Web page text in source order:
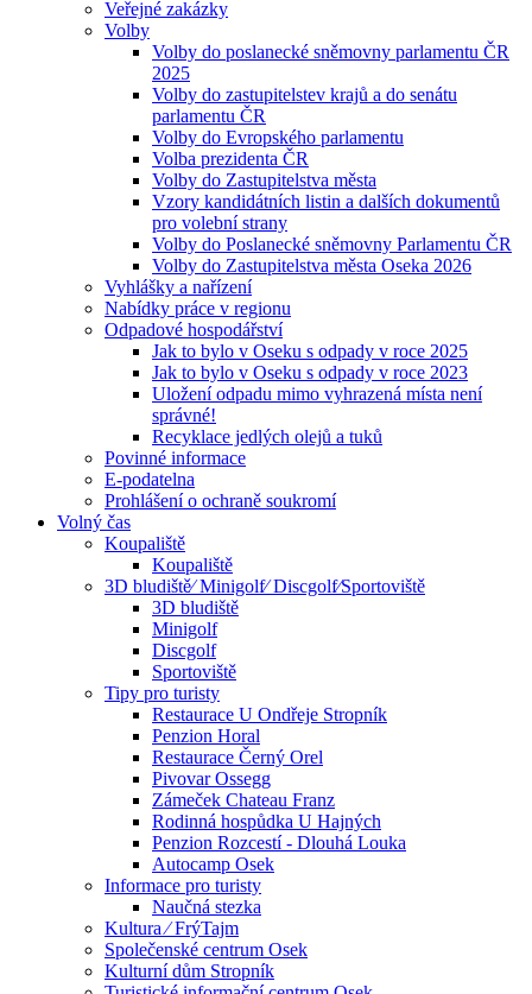
Veřejné zakázky
Volby
Volby do poslanecké sněmovny parlamentu ČR
2025
Volby do zastupitelstev krajů a do senátu
parlamentu ČR
Volby do Evropského parlamentu
Volba prezidenta ČR
Volby do Zastupitelstva města
Vzory kandidátních listin a dalších dokumentů
pro volební strany
Volby do Poslanecké sněmovny Parlamentu ČR
Volby do Zastupitelstva města Oseka 2026
Vyhlášky a nařízení
Nabídky práce v regionu
Odpadové hospodářství
Jak to bylo v Oseku s odpady v roce 2025
Jak to bylo v Oseku s odpady v roce 2023
Uložení odpadu mimo vyhrazená místa není
správné!
Recyklace jedlých olejů a tuků
Povinné informace
E-podatelna
Prohlášení o ochraně soukromí
Volný čas
Koupaliště
Koupaliště
3D bludiště⁄ Minigolf⁄ Discgolf⁄Sportoviště
3D bludiště
Minigolf
Discgolf
Sportoviště
Tipy pro turisty
Restaurace U Ondřeje Stropník
Penzion Horal
Restaurace Černý Orel
Pivovar Ossegg
Zámeček Chateau Franz
Rodinná hospůdka U Hajných
Penzion Rozcestí - Dlouhá Louka
Autocamp Osek
Informace pro turisty
Naučná stezka
Kultura ⁄ FrýTajm
Společenské centrum Osek
Kulturní dům Stropník